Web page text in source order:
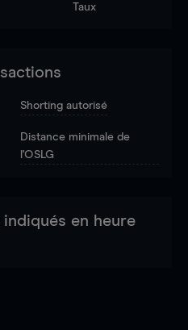
Taux
Shorting autorisé
Distance minimale de
l'OSLG
en heure